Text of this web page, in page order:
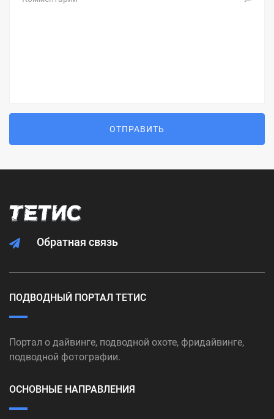
ОТПРАВИТЬ
Обратная связь
ПОДВОДНЫЙ ПОРТАЛ ТЕТИС
Портал о дайвинге, подводной охоте, фридайвинге,
подводной фотографии.
ОСНОВНЫЕ НАПРАВЛЕНИЯ